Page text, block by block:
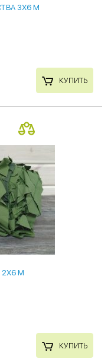
3Х6 М
КУПИТЬ
М
КУПИТЬ